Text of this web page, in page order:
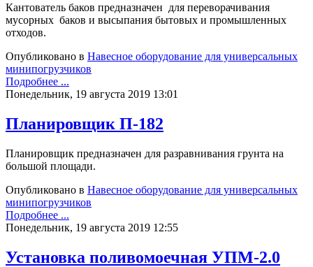
Кантователь баков предназначен для переворачивания
мусорных баков и высыпания бытовых и промышленных
отходов.
Опубликовано в Навесное оборудование для универсальных
минипогрузчиков
Подробнее ...
Понедельник, 19 августа 2019 13:01
Планировщик П-182
Планировщик предназначен для разравнивания грунта на
большой площади.
Опубликовано в Навесное оборудование для универсальных
минипогрузчиков
Подробнее ...
Понедельник, 19 августа 2019 12:55
Установка поливомоечная УПМ-2.0